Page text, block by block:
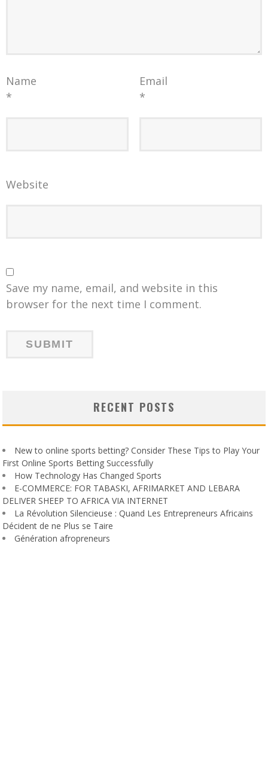
Name
*
Email
*
Website
Save my name, email, and website in this
browser for the next time I comment.
RECENT POSTS
New to online sports betting? Consider These Tips to Play Your
First Online Sports Betting Successfully
How Technology Has Changed Sports
E-COMMERCE: FOR TABASKI, AFRIMARKET AND LEBARA
DELIVER SHEEP TO AFRICA VIA INTERNET
La Révolution Silencieuse : Quand Les Entrepreneurs Africains
Décident de ne Plus se Taire
Génération afropreneurs